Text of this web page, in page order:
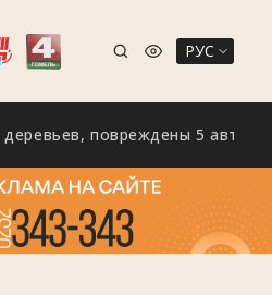
РУС
повреждены 5 автомобилей